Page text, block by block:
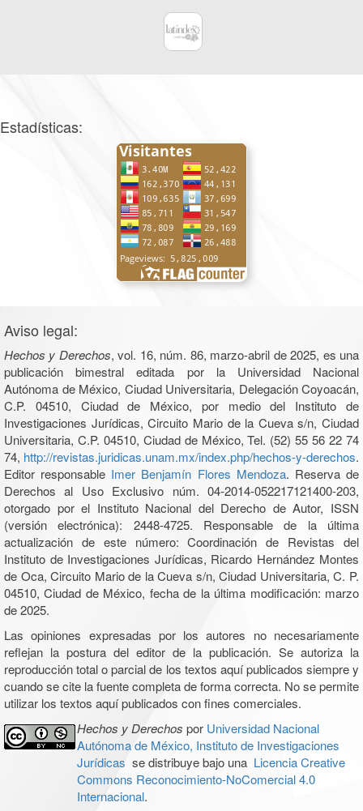
Estadísticas:
Aviso legal:
Hechos y Derechos, vol. 16, núm. 86, marzo-abril de 2025, es una
publicación bimestral editada por la Universidad Nacional
Autónoma de México, Ciudad Universitaria, Delegación Coyoacán,
C.P. 04510, Ciudad de México, por medio del Instituto de
Investigaciones Jurídicas, Circuito Mario de la Cueva s/n, Ciudad
Universitaria, C.P. 04510, Ciudad de México, Tel. (52) 55 56 22 74
74, http://revistas.juridicas.unam.mx/index.php/hechos-y-derechos.
Editor responsable Imer Benjamín Flores Mendoza. Reserva de
Derechos al Uso Exclusivo núm. 04-2014-052217121400-203,
otorgado por el Instituto Nacional del Derecho de Autor, ISSN
(versión electrónica): 2448-4725. Responsable de la última
actualización de este número: Coordinación de Revistas del
Instituto de Investigaciones Jurídicas, Ricardo Hernández Montes
de Oca, Circuito Mario de la Cueva s/n, Ciudad Universitaria, C. P.
04510, Ciudad de México, fecha de la última modificación: marzo
de 2025.
Las opiniones expresadas por los autores no necesariamente
reflejan la postura del editor de la publicación. Se autoriza la
reproducción total o parcial de los textos aquí publicados siempre y
cuando se cite la fuente completa de forma correcta. No se permite
utilizar los textos aquí publicados con fines comerciales.
Hechos y Derechos por Universidad Nacional
Autónoma de México, Instituto de Investigaciones
Jurídicas se distribuye bajo una Licencia Creative
Commons Reconocimiento-NoComercial 4.0
Internacional.